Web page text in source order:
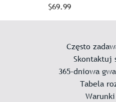
ortopedyczne Aetrex L625
Casual Comfort
$69.99
Często
Skontaktuj
365-dniowa
Tabela
Warunki